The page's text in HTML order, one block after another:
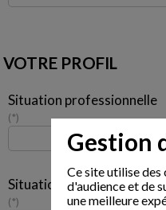
VOTRE PROFIL
Situation professionnelle
*
Situation familiale
*
Gestion
Ce site utilise des
d'audience et de
une meilleure